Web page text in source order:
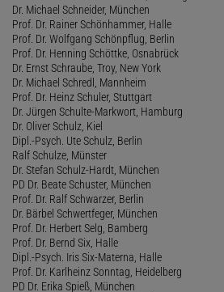
Dr. Michael Schneider, München
Prof. Dr. Rainer Schönhammer, Halle
Prof. Dr. Wolfgang Schönpflug, Berlin
Prof. Dr. Henning Schöttke, Osnabrück
Dr. Ernst Schraube, Troy, New York
Dr. Michael Schredl, Mannheim
Prof. Dr. Heinz Schuler, Stuttgart
Dr. Jürgen Schulte-Markwort, Hamburg
Dr. Oliver Schulz, Kiel
Dipl.-Psych. Ute Schulz, Berlin
Ralf Schulze, Münster
Dr. Stefan Schulz-Hardt, München
PD Dr. Beate Schuster, München
Prof. Dr. Ralf Schwarzer, Berlin
Dr. Bärbel Schwertfeger, München
Prof. Dr. Herbert Selg, Bamberg
Prof. Dr. Bernd Six, Halle
Dipl.-Psych. Iris Six-Materna, Halle
Prof. Dr. Karlheinz Sonntag, Heidelberg
PD Dr. Erika Spieß, München